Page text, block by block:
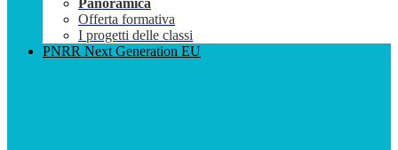
Panoramica
Offerta formativa
I progetti delle classi
PNRR Next Generation EU